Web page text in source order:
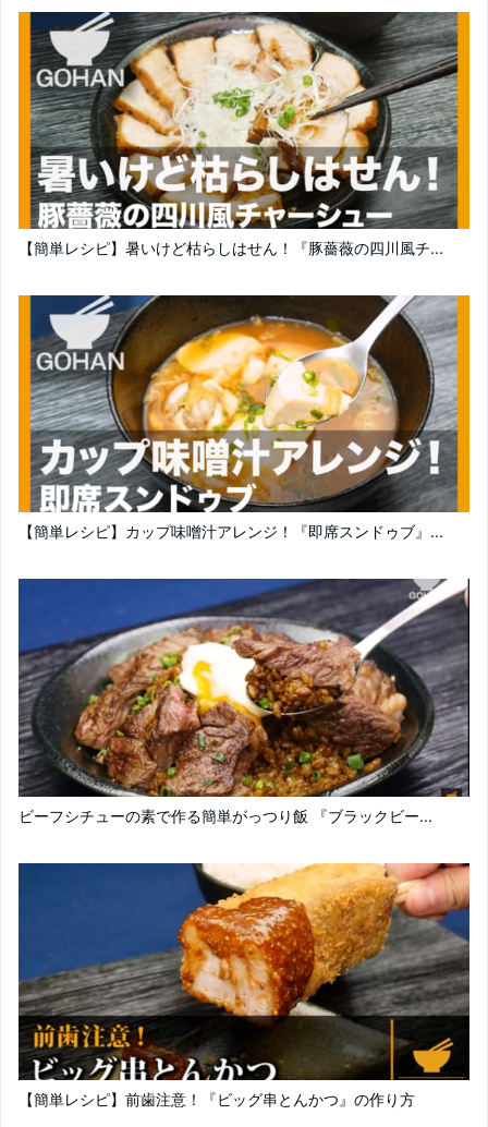
【簡単レシピ】暑いけど枯らしはせん！『豚薔薇の四川風チ...
【簡単レシピ】カップ味噌汁アレンジ！『即席スンドゥブ』...
ビーフシチューの素で作る簡単がっつり飯 『ブラックビー...
【簡単レシピ】前歯注意！『ビッグ串とんかつ』の作り方